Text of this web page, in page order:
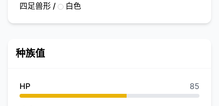
四足兽形 / 白色
种族值
HP 85